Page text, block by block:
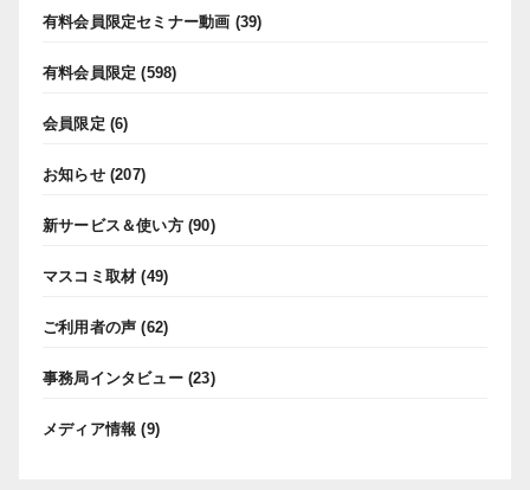
有料会員限定セミナー動画 (39)
有料会員限定 (598)
会員限定 (6)
お知らせ(207)
新サービス＆使い方(90)
マスコミ取材 (49)
ご利用者の声 (62)
事務局インタビュー(23)
メディア情報 (9)